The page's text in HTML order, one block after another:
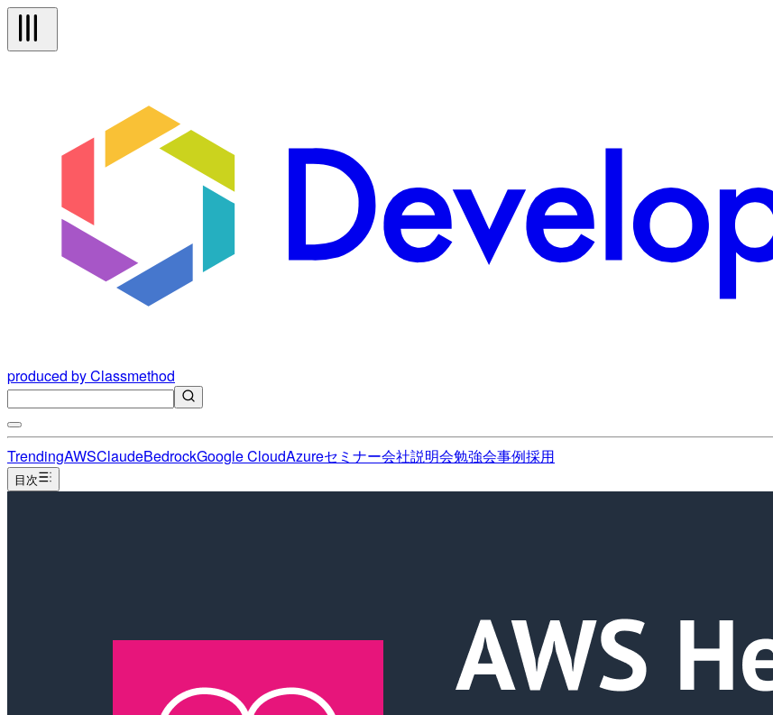
produced by Classmethod
TrendingAWSClaudeBedrockGoogle CloudAzureセミナー会社説明会勉強会事例採用
目次